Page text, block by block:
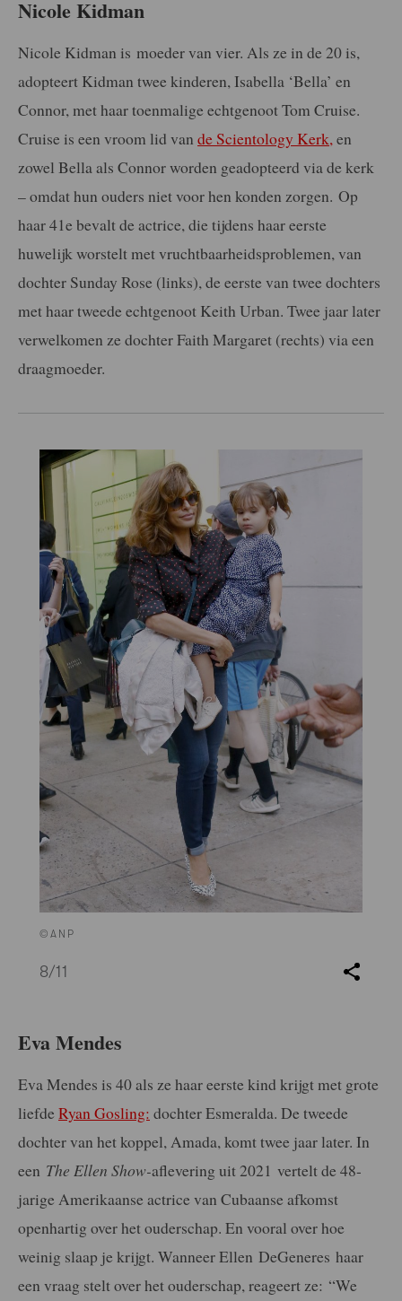
Nicole Kidman
Nicole Kidman is moeder van vier. Als ze in de 20 is,
adopteert Kidman twee kinderen, Isabella ‘Bella’ en
Connor, met haar toenmalige echtgenoot Tom Cruise.
Cruise is een vroom lid van de Scientology Kerk,en
zowel Bella als Connor worden geadopteerd via de kerk
– omdat hun ouders niet voor hen konden zorgen. Op
haar 41e bevalt de actrice, die tijdens haar eerste
huwelijk worstelt met vruchtbaarheidsproblemen, van
dochter Sunday Rose (links), de eerste van twee dochters
met haar tweede echtgenoot Keith Urban. Twee jaar later
verwelkomen ze dochter Faith Margaret (rechts) via een
draagmoeder.
©ANP
8/11
Eva Mendes
Eva Mendes is 40 als ze haar eerste kind krijgt met grote
liefde Ryan Gosling: dochter Esmeralda. De tweede
dochter van het koppel, Amada, komt twee jaar later. In
een The Ellen Show-aflevering uit 2021 vertelt de 48-
jarige Amerikaanse actrice van Cubaanse afkomst
openhartig over het ouderschap. En vooral over hoe
weinig slaap je krijgt. Wanneer Ellen DeGeneres haar
een vraag stelt over het ouderschap, reageert ze: “We